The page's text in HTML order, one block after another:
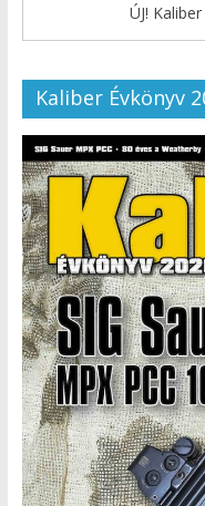
ÚJ!
Kaliber Évkönyv